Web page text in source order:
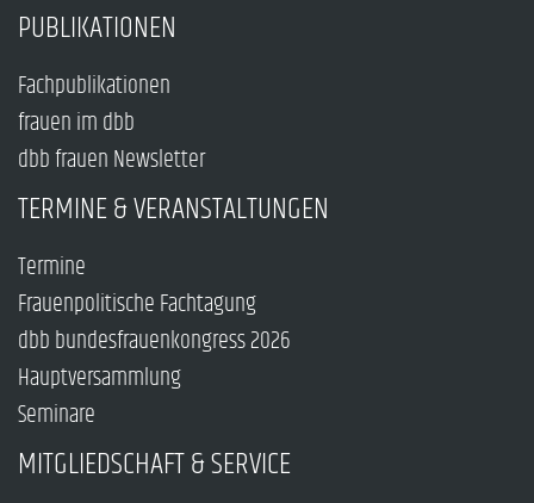
PUBLIKATIONEN
Fachpublikationen
frauen im dbb
dbb frauen Newsletter
TERMINE & VERANSTALTUNGEN
Termine
Frauenpolitische Fachtagung
dbb bundesfrauenkongress 2026
Hauptversammlung
Seminare
MITGLIEDSCHAFT & SERVICE